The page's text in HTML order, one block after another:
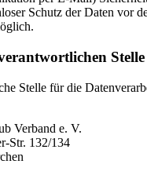
Schutz der Daten vor
Stelle
Stelle für die
Verband e. V.
Str. 132/134